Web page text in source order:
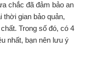
chắc đã đảm bảo an
thời gian bảo quản,
Trong số đó, có 4
nhất, bạn nên lưu ý